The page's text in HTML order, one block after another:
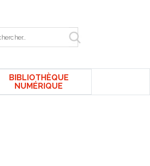
BIBLIOTHÈQUE
NUMÉRIQUE